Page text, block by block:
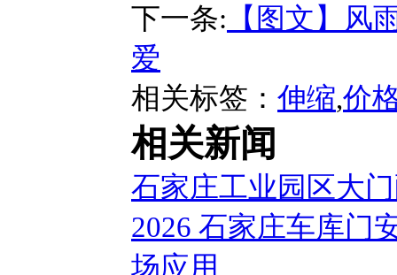
下一条: 【图文】风
爱
相关标签： 伸缩,价
相关新闻
石家庄工业园区大
2026 石家庄车库门
场应用